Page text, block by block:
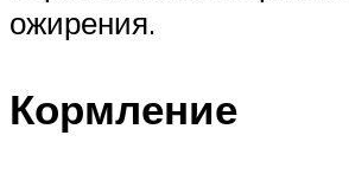
ожирения.
Кормление